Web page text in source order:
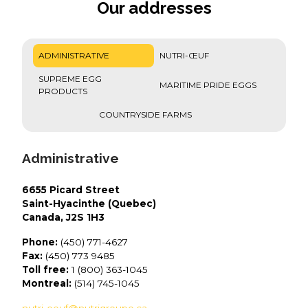
Our addresses
ADMINISTRATIVE NUTRI-ŒUF
SUPREME EGG
PRODUCTS
MARITIME PRIDE EGGS
COUNTRYSIDE FARMS
Administrative
6655 Picard Street
Saint-Hyacinthe (Quebec)
Canada, J2S 1H3
Phone: (450) 771-4627
Fax: (450) 773 9485
Toll free:1 (800) 363-1045
Montreal: (514) 745-1045